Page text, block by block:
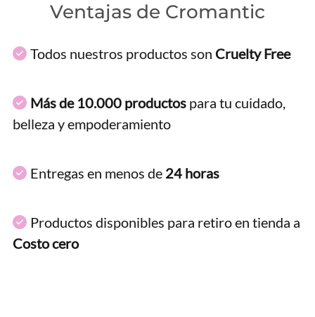
Ventajas de Cromantic
Todos nuestros productos son Cruelty Free
Más de 10.000 productos para tu cuidado,
belleza y empoderamiento
Entregas en menos de 24 horas
Productos disponibles para retiro en tienda a
Costo cero